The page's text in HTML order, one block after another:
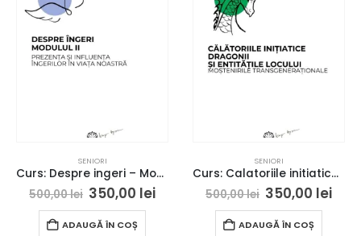
SENIORI
Curs: Despre ingeri – Modulul II – Londra- acces online (Seniori)
500,00lei 350,00 lei
ADAUGĂ ÎN COȘ
SENIORI
Curs: Calatoriile initiatice, dragonii si entitatile locului – Sarmizegetusa – acces online (Seniori)
500,00lei 350,00 lei
ADAUGĂ ÎN COȘ